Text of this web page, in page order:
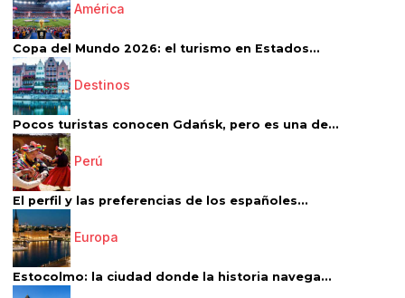
América
Copa del Mundo 2026: el turismo en Estados...
Destinos
Pocos turistas conocen Gdańsk, pero es una de...
Perú
El perfil y las preferencias de los españoles...
Europa
Estocolmo: la ciudad donde la historia navega...